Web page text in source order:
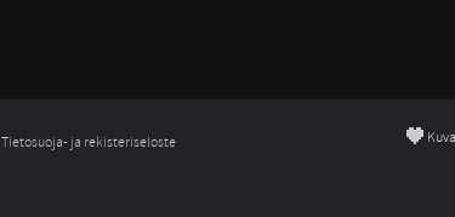
Tietosuoja- ja rekisteriseloste ©